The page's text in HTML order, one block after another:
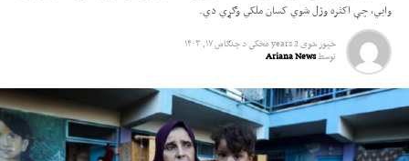
وايي، چې اکثره وژل شوي کسان ملکي وګړي دي.
خپور شوی2 years مخکي دچنګاښ ۱۷, ۱۴۰۳
توسطAriana News